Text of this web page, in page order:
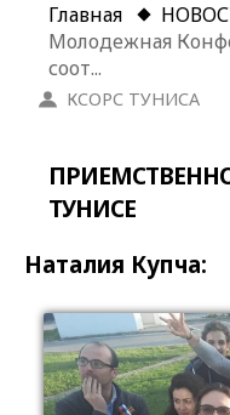
Главная
Молодежная
соот...
КСОРС ТУНИСА
ТУНИСЕ
Наталия Купча: